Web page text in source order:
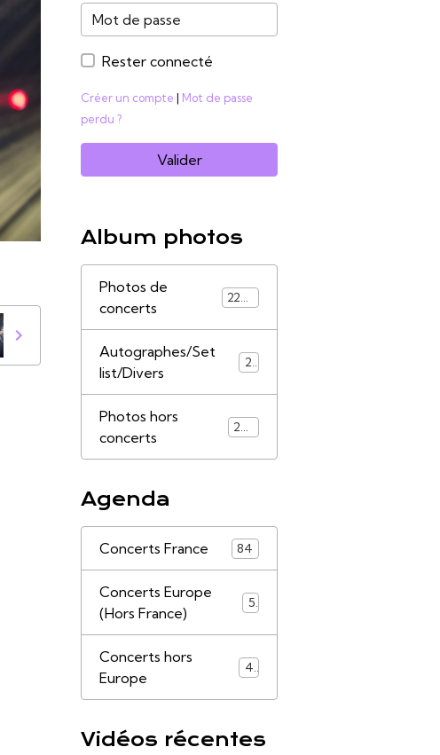
Rester connecté
Créer un compte | Mot de passe
perdu ?
Valider
Album photos
Photos de
concerts
2285
Autographes/Set
list/Divers
21
Photos hors
concerts
253
Agenda
Concerts France 84
Concerts Europe
(Hors France)
5
Concerts hors
Europe
4
Vidéos récentes